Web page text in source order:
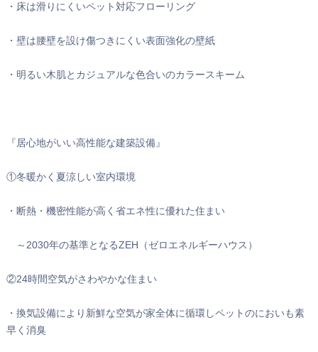
・床は滑りにくいペット対応フローリング
・壁は腰壁を設け傷つきにくい表面強化の壁紙
・明るい木肌とカジュアルな色合いのカラースキーム
『居心地がいい高性能な建築設備』
①冬暖かく夏涼しい室内環境
・断熱・機密性能が高く省エネ性に優れた住まい
～2030年の基準となるZEH（ゼロエネルギーハウス）
②24時間空気がさわやかな住まい
・換気設備により新鮮な空気が家全体に循環しペットのにおいも素
早く消臭